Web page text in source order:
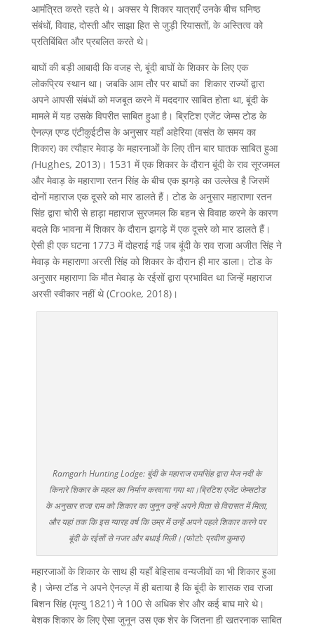
आमंत्रित करते रहते थे। अक्सर ये शिकार यात्राएँ उनके बीच घनिष्ठ
संबंधों, विवाह, दोस्ती और साझा हित से जुड़ी रियासतों, के अस्तित्व को
प्रतिबिंबित और प्रबलित करते थे।
बाघों की बड़ी आबादी कि वजह से, बूंदी बाघों के शिकार के लिए एक
लोकप्रिय स्थान था। जबकि आम तौर पर बाघों का शिकार राज्यों द्वारा
अपने आपसी संबंधों को मजबूत करने में मददगार साबित होता था, बूंदी के
मामले में यह उसके विपरीत साबित हुआ है। ब्रिटिश एजेंट जेम्स टोड के
ऐनल्ज़ एण्ड एंटीकुईटीस के अनुसार यहाँ अहेरिया (वसंत के समय का
शिकार) का त्यौहार मेवाड़ के महारनाओं के लिए तीन बार घातक साबित हुआ
(Hughes, 2013)। 1531 में एक शिकार के दौरान बूंदी के राव सूरजमल
और मेवाड़ के महाराणा रतन सिंह के बीच एक झगड़े का उल्लेख है जिसमें
दोनों महाराज एक दूसरे को मार डालते हैं। टोड के अनुसार महाराणा रतन
सिंह द्वारा चोरी से हाड़ा महाराज सुरजमल कि बहन से विवाह करने के कारण
बदले कि भावना में शिकार के दौरान झगड़े में एक दूसरे को मार डालते हैं।
ऐसी ही एक घटना 1773 में दोहराई गई जब बूंदी के राव राजा अजीत सिंह ने
मेवाड़ के महाराणा अरसी सिंह को शिकार के दौरान ही मार डाला। टोड के
अनुसार महाराणा कि मौत मेवाड़ के रईसों द्वारा प्रभावित था जिन्हें महाराज
अरसी स्वीकार नहीं थे (Crooke, 2018)।
Ramgarh Hunting Lodge: बूंदी के महाराज रामसिंह द्वारा मेज नदी के
किनारे शिकार के महल का निर्माण करवाया गया था।ब्रिटिश एजेंट जेम्सटोड
के अनुसार राजा राम को शिकार का जुनून उन्हें अपने पिता से विरासत में मिला,
और यहां तक कि इस ग्यारह वर्ष कि उम्र में उन्हें अपने पहले शिकार करने पर
बूंदी के रईसों से नजर और बधाई मिली। (फोटो: प्रवीण कुमार)
महारजाओं के शिकार के साथ ही यहाँ बेहिसाब वन्यजीवों का भी शिकार हुआ
है। जेम्स टॉड ने अपने ऐनल्ज़ में ही बताया है कि बूंदी के शासक राव राजा
बिशन सिंह (मृत्यु 1821) ने 100 से अधिक शेर और कई बाघ मारे थे।
बेशक शिकार के लिए ऐसा जुनून उस एक शेर के जितना ही खतरनाक साबित